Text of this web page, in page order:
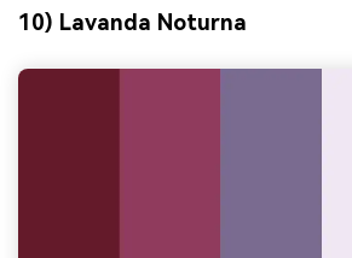
10) Lavanda Noturna